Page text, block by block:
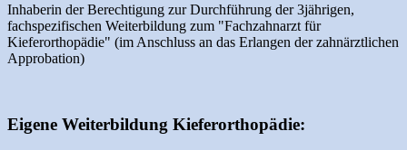
Inhaberin der Berechtigung zur Durchführung der 3jährigen,
fachspezifischen Weiterbildung zum "Fachzahnarzt für
Kieferorthopädie" (im Anschluss an das Erlangen der zahnärztlichen
Approbation)
Eigene Weiterbildung Kieferorthopädie: